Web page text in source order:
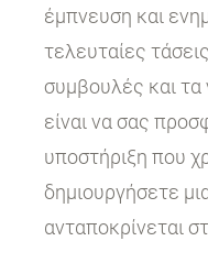
έμπνευση και
τελευταίες
συμβουλές και τα
είναι να σας
υποστήριξη που
δημιουργήσετε
ανταποκρίνεται